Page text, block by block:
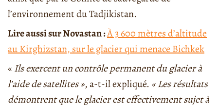
l’environnement du Tadjikistan.
Lire aussi sur Novastan :À 3 600 mètres d’altitude
au Kirghizstan, sur le glacier qui menace Bichkek
« Ils exercent un contrôle permanent du glacier à
l’aide de satellites », a-t-il expliqué. « Les résultats
démontrent que le glacier est effectivement sujet à